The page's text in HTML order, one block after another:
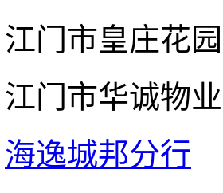
江门市皇庄花
江门市华诚物
海逸城邦分行